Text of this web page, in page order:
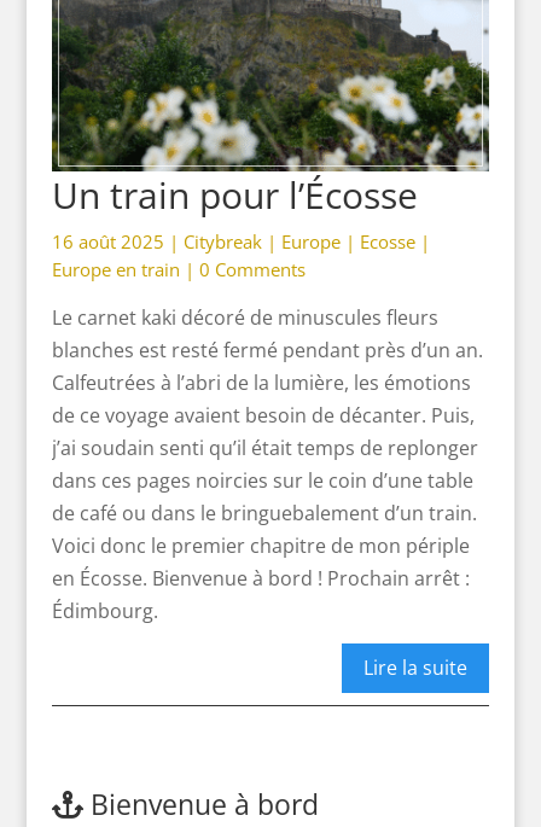
Un train pour l’Écosse
16 août 2025 | Citybreak| Europe| Ecosse|
Europe en train | 0 Comments
Le carnet kaki décoré de minuscules fleurs
blanches est resté fermé pendant près d’un an.
Calfeutrées à l’abri de la lumière, les émotions
de ce voyage avaient besoin de décanter. Puis,
j’ai soudain senti qu’il était temps de replonger
dans ces pages noircies sur le coin d’une table
de café ou dans le bringuebalement d’un train.
Voici donc le premier chapitre de mon périple
en Écosse. Bienvenue à bord ! Prochain arrêt :
Édimbourg.
Lire la suite
Bienvenue à bord